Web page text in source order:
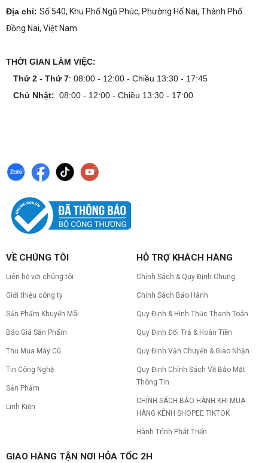
phù hợp, đảm bảo hệ thống vận hành ổn định và
tối ưu chi phí. Xem ngay hướng dẫn tại đây
khi build: socket CPU mainboard, chuẩn RAM,
copy nhanh.
PC gaming nóng quạt kêu to: Nguyên
Tình trạng PC gaming nóng quạt kêu to khiến
máy giật lag, giảm tuổi thọ? Tìm hiểu ngay
nguyên nhân và cách khắc phục hiệu quả để máy
ra mắt: Nhanh, Mạnh, Giá tốt
CPU AMD Ryzen 7 7700X3D chính thức ra mắt
với công nghệ 3D V-Cache đỉnh cao, mang lại
hiệu năng chơi game vượt trội. Khám phá chi tiết
10 Nguyên nhân khiến PC gaming bị tụt
FPS thường gặp
10 nguyên nhân khiến máy tụt FPS khi chơi game
Nguyễn Thắng.
NVIDIA Hoãn Ra Mắt Dòng RTX 50
SUPER: Card Đã Tới Tay Đối Tác Nhưng
"Mắc Kẹt" Vì Giá RAM GDDR7 3GB
NVIDIA đột ngột tạm hoãn ra mắt dòng card đồ
bến nhà máy của các đối tác. Nguyên nhân chính
phiên bản 2GB tiêu chuẩn. Cùng khám phá chi tiết
Build PC gaming 30 triệu: Cấu hình
Địa chỉ: Số 540, Khu Phố Ngũ Phúc, Phường Hố Nai, Thành Phố
Đồng Nai, Việt Nam
THỜI GIAN LÀM VIỆC:
Thứ 2 - Thứ 7: 08:00 - 12:00 - Chiều 13:30 - 17:45
Chủ Nhật: 08:00 - 12:00 - Chiều 13:30 - 17:00
VỀ CHÚNG TÔI
Liên hệ với chúng tôi
Giới thiệu công ty
Sản Phẩm Khuyến Mãi
Báo Giá Sản Phẩm
Thu Mua Máy Cũ
Tin Công Nghệ
Sản Phẩm
Linh Kiện
HỖ TRỢ KHÁCH HÀNG
Chính Sách & Quy Định Chung
Chính Sách Bảo Hành
Quy Định & Hình Thức Thanh Toán
Quy Định Đổi Trả & Hoàn Tiền
Quy Định Vận Chuyển & Giao Nhận
Quy Định Chính Sách Về Bảo Mật
Thông Tin
CHÍNH SÁCH BẢO HÀNH KHI MUA
HÀNG KÊNH SHOPEE TIKTOK
Hành Trình Phát Triển
GIAO HÀNG TẬN NƠI HỎA TỐC 2H